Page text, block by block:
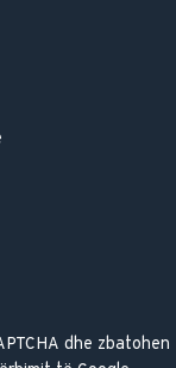
dhe zbatohen